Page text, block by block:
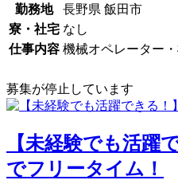
勤務地
長野県 飯田市
寮・社宅 なし
仕事内容 機械オペレーター
募集が停止しています
【未経験でも活躍
でフリータイム！